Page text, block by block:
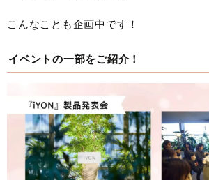
こんなことも企画中です！
イベントの一部をご紹介！